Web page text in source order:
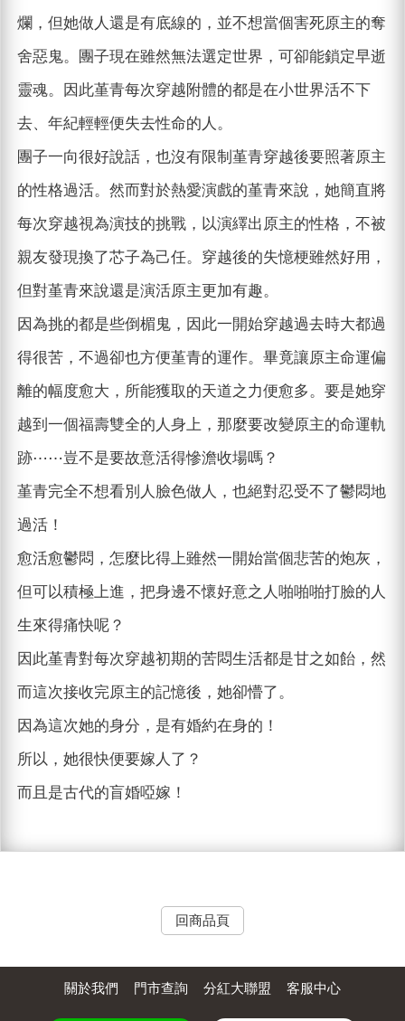
爛，但她做人還是有底線的，並不想當個害死原主的奪
舍惡鬼。團子現在雖然無法選定世界，可卻能鎖定早逝
靈魂。因此堇青每次穿越附體的都是在小世界活不下
去、年紀輕輕便失去性命的人。
團子一向很好說話，也沒有限制堇青穿越後要照著原主
的性格過活。然而對於熱愛演戲的堇青來說，她簡直將
每次穿越視為演技的挑戰，以演繹出原主的性格，不被
親友發現換了芯子為己任。穿越後的失憶梗雖然好用，
但對堇青來說還是演活原主更加有趣。
因為挑的都是些倒楣鬼，因此一開始穿越過去時大都過
得很苦，不過卻也方便堇青的運作。畢竟讓原主命運偏
離的幅度愈大，所能獲取的天道之力便愈多。要是她穿
越到一個福壽雙全的人身上，那麼要改變原主的命運軌
跡⋯⋯豈不是要故意活得慘澹收場嗎？
堇青完全不想看別人臉色做人，也絕對忍受不了鬱悶地
過活！
愈活愈鬱悶，怎麼比得上雖然一開始當個悲苦的炮灰，
但可以積極上進，把身邊不懷好意之人啪啪啪打臉的人
生來得痛快呢？
因此堇青對每次穿越初期的苦悶生活都是甘之如飴，然
而這次接收完原主的記憶後，她卻懵了。
因為這次她的身分，是有婚約在身的！
所以，她很快便要嫁人了？
而且是古代的盲婚啞嫁！
回商品頁
關於我們 門市查詢 分紅大聯盟 客服中心